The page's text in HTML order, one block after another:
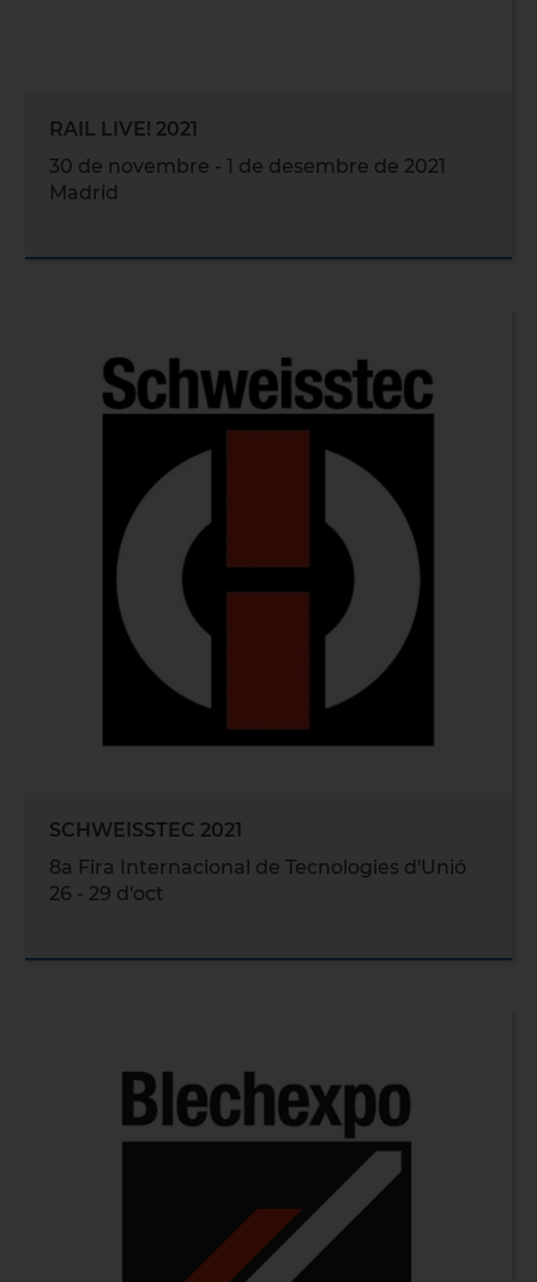
RAIL LIVE! 2021
30 de novembre - 1 de desembre de 2021
Madrid
SCHWEISSTEC 2021
8a Fira Internacional de Tecnologies d'Unió
26 - 29 d'oct